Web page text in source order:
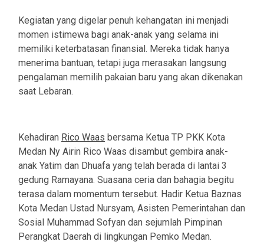
Kegiatan yang digelar penuh kehangatan ini menjadi
momen istimewa bagi anak-anak yang selama ini
memiliki keterbatasan finansial. Mereka tidak hanya
menerima bantuan, tetapi juga merasakan langsung
pengalaman memilih pakaian baru yang akan dikenakan
saat Lebaran.
Kehadiran Rico Waas bersama Ketua TP PKK Kota
Medan Ny Airin Rico Waas disambut gembira anak-
anak Yatim dan Dhuafa yang telah berada di lantai 3
gedung Ramayana. Suasana ceria dan bahagia begitu
terasa dalam momentum tersebut. Hadir Ketua Baznas
Kota Medan Ustad Nursyam, Asisten Pemerintahan dan
Sosial Muhammad Sofyan dan sejumlah Pimpinan
Perangkat Daerah di lingkungan Pemko Medan.